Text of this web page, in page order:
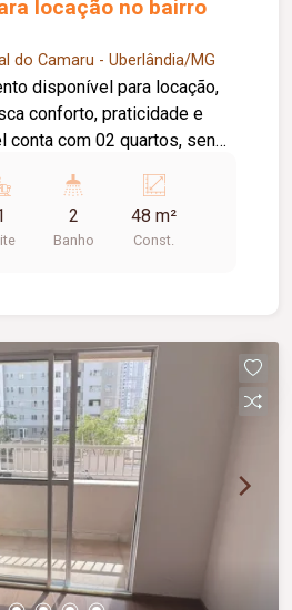
locação no bairro
do Camaru - Uberlândia/MG
disponível para locação,
conforto, praticidade e
conta com 02 quartos, sendo
para TV, televisão e ar-
com armários planejados,
banheiro social, área de
de vida aos moradores.
2
Banho
48 m²
Const.